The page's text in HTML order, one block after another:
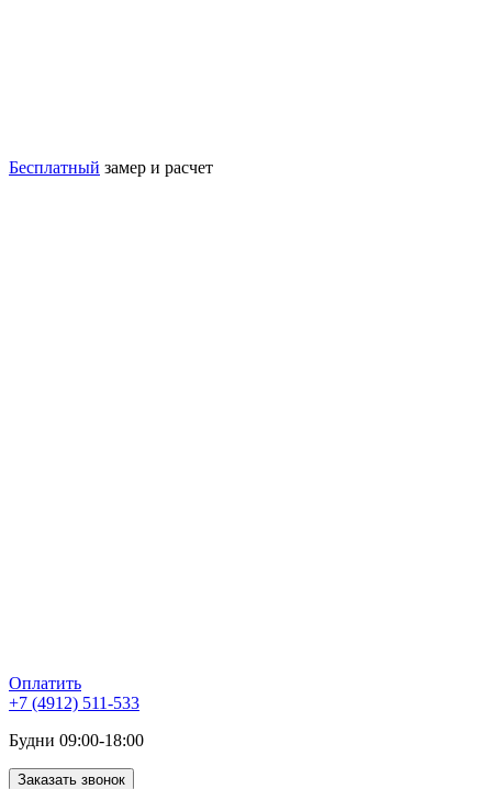
Бесплатный замер и расчет
Оплатить
+7 (4912) 511-533
Будни 09:00-18:00
Заказать звонок